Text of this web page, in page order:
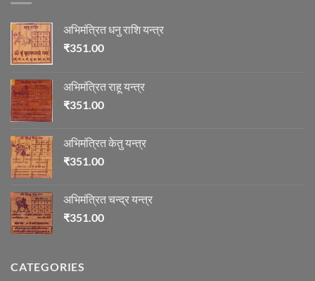
अभिमंत्रित धनु राशि यन्त्र
₹351.00
अभिमंत्रित राहू यन्त्र
₹351.00
अभिमंत्रित केतु यन्त्र
₹351.00
अभिमंत्रित चन्द्र यन्त्र
₹351.00
CATEGORIES